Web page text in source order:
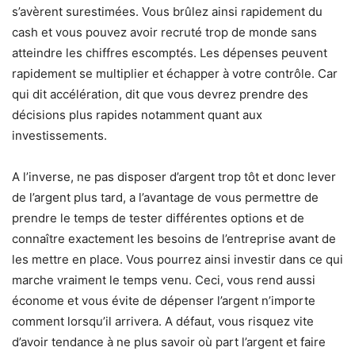
s’avèrent surestimées. Vous brûlez ainsi rapidement du
cash et vous pouvez avoir recruté trop de monde sans
atteindre les chiffres escomptés. Les dépenses peuvent
rapidement se multiplier et échapper à votre contrôle. Car
qui dit accélération, dit que vous devrez prendre des
décisions plus rapides notamment quant aux
investissements.
A l’inverse, ne pas disposer d’argent trop tôt et donc lever
de l’argent plus tard, a l’avantage de vous permettre de
prendre le temps de tester différentes options et de
connaître exactement les besoins de l’entreprise avant de
les mettre en place. Vous pourrez ainsi investir dans ce qui
marche vraiment le temps venu. Ceci, vous rend aussi
économe et vous évite de dépenser l’argent n’importe
comment lorsqu’il arrivera. A défaut, vous risquez vite
d’avoir tendance à ne plus savoir où part l’argent et faire